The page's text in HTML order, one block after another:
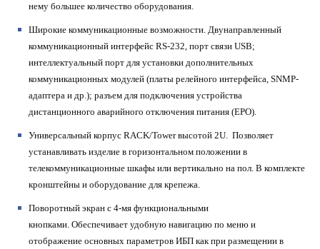
нему большее количество оборудования.
Широкие коммуникационные возможности. Двунаправленный
коммуникационный интерфейс RS-232, порт связи USB;
интеллектуальный порт для установки дополнительных
коммуникационных модулей (платы релейного интерфейса, SNMP-
адаптера и др.); разъем для подключения устройства
дистанционного аварийного отключения питания (EPO).
Универсальный корпус RACK/Tower высотой 2U. Позволяет
устанавливать изделие в горизонтальном положении в
телекоммуникационные шкафы или вертикально на пол. В комплекте
кронштейны и оборудование для крепежа.
Поворотный экран с 4-мя функциональными
кнопками. Обеспечивает удобную навигацию по меню и
отображение основных параметров ИБП как при размещении в